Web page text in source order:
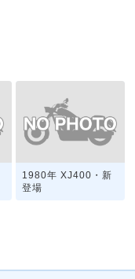
1980年 XJ400・新
登場